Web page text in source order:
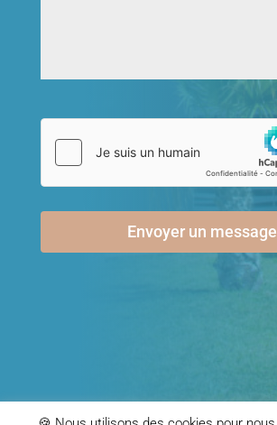
Envoyer un message